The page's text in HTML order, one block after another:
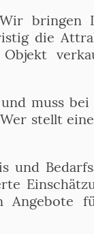
die
muss
stellt
und
Angebote